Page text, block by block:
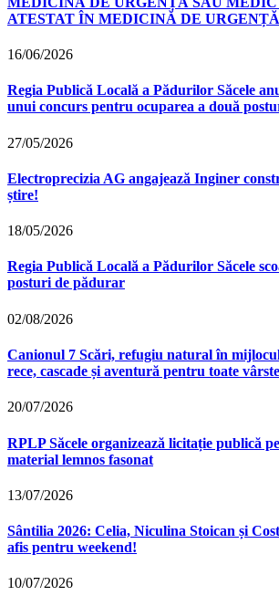
ATESTAT ÎN MEDICINĂ DE
16/06/2026
Regia Publică Locală a Pădurilor Săcele
unui concurs pentru ocuparea a două
27/05/2026
Electroprecizia AG angajează Inginer
știre!
18/05/2026
Regia Publică Locală a Pădurilor Săcele
posturi de pădurar
02/08/2026
Canionul 7 Scări, refugiu natural în
rece, cascade și aventură pentru toate
20/07/2026
RPLP Săcele organizează licitație publică
material lemnos fasonat
13/07/2026
Sântilia 2026: Celia, Niculina Stoican și
afis pentru weekend!
10/07/2026